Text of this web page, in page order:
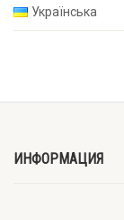
Українська
ИНФОРМАЦИЯ